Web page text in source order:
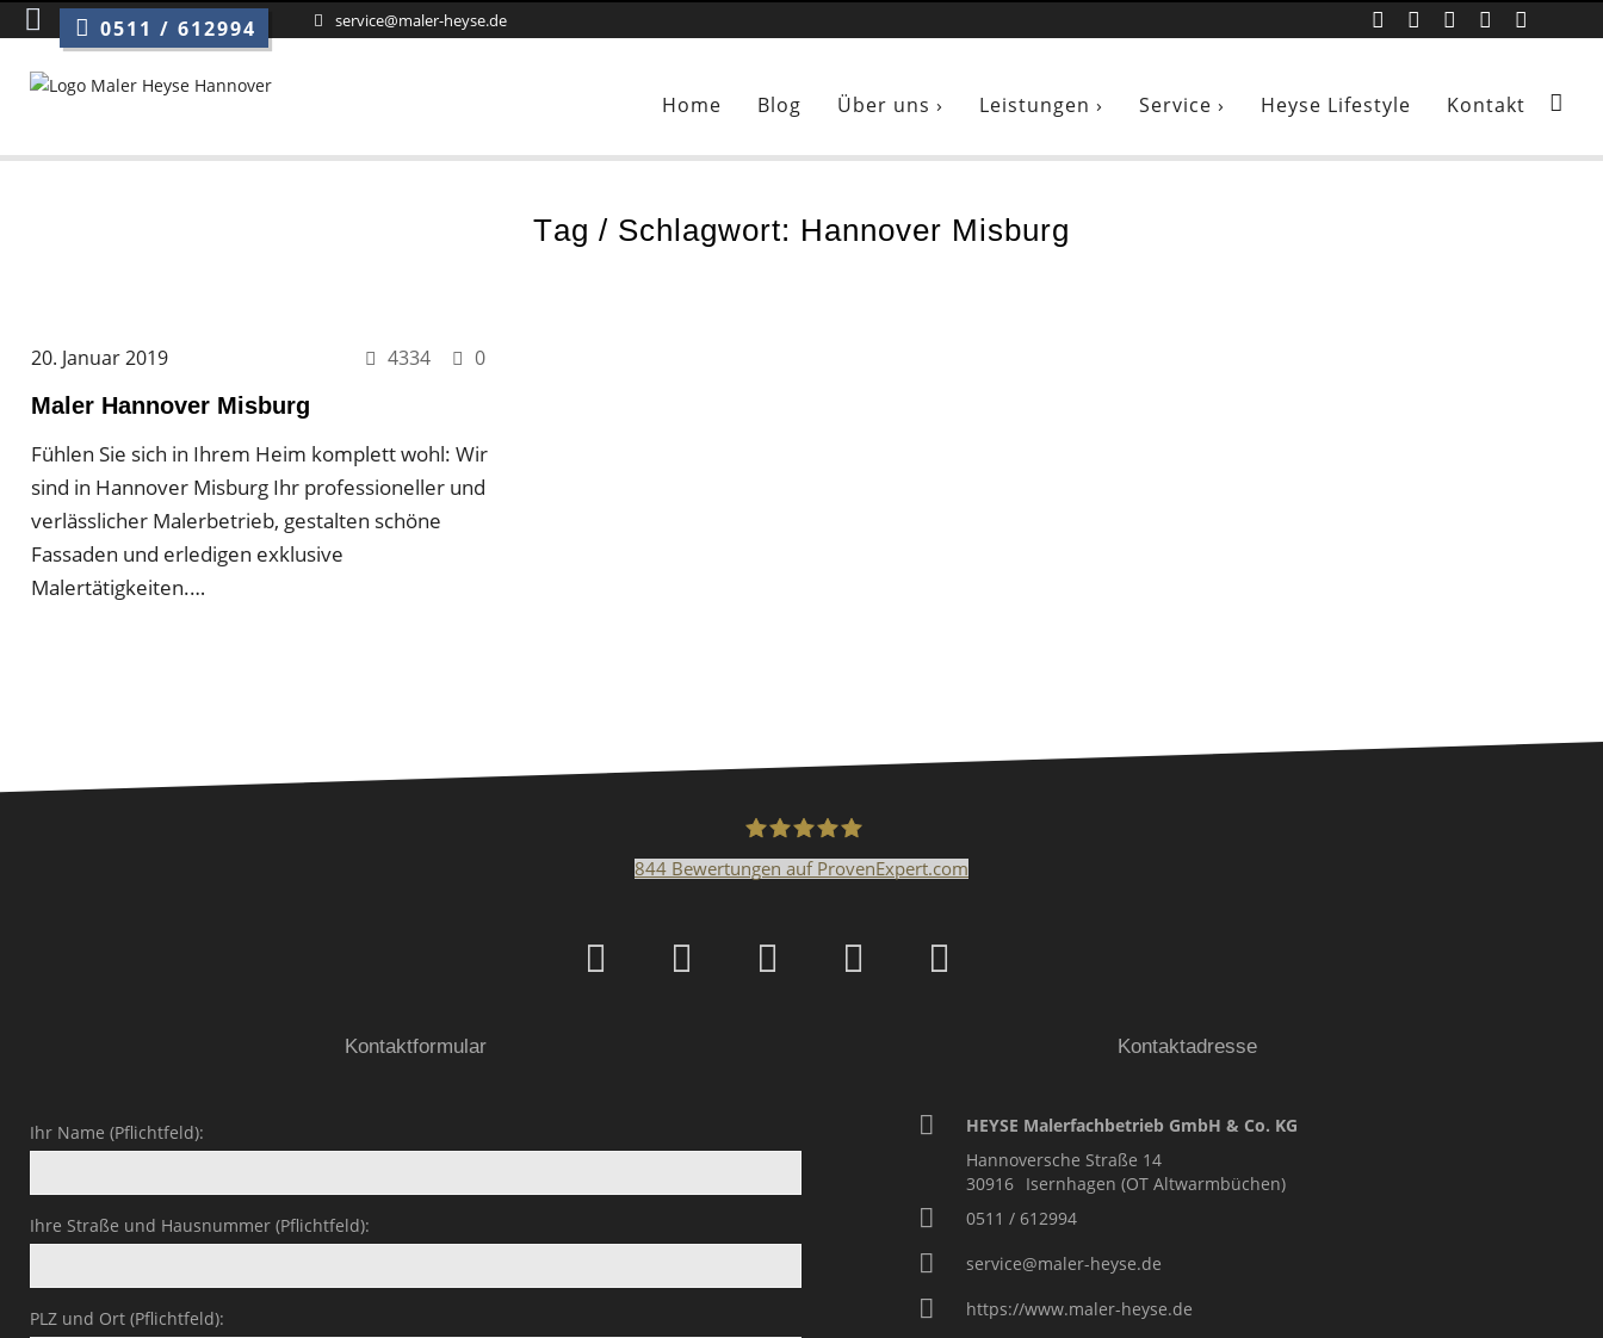
0511 / 612994 service@maler-heyse.de
Home Blog Über uns › Leistungen › Service › Heyse Lifestyle Kontakt
Tag / Schlagwort: Hannover Misburg
20. Januar 2019 4334
0
Maler Hannover Misburg
Fühlen Sie sich in Ihrem Heim komplett wohl: Wir
sind in Hannover Misburg Ihr professioneller und
verlässlicher Malerbetrieb, gestalten schöne
Fassaden und erledigen exklusive
Malertätigkeiten.…
844 Bewertungen auf ProvenExpert.com
Kontaktformular
Ihr Name (Pflichtfeld):
Ihre Straße und Hausnummer (Pflichtfeld):
PLZ und Ort (Pflichtfeld):
Kontaktadresse
HEYSE Malerfachbetrieb GmbH & Co. KG
Hannoversche Straße 14
30916 Isernhagen (OT Altwarmbüchen)
0511 / 612994
service@maler-heyse.de
https://www.maler-heyse.de